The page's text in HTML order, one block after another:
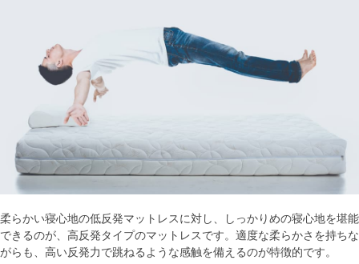
柔らかい寝心地の低反発マットレスに対し、しっかりめの寝心地を堪能
できるのが、高反発タイプのマットレスです。適度な柔らかさを持ちな
がらも、高い反発力で跳ねるような感触を備えるのが特徴的です。